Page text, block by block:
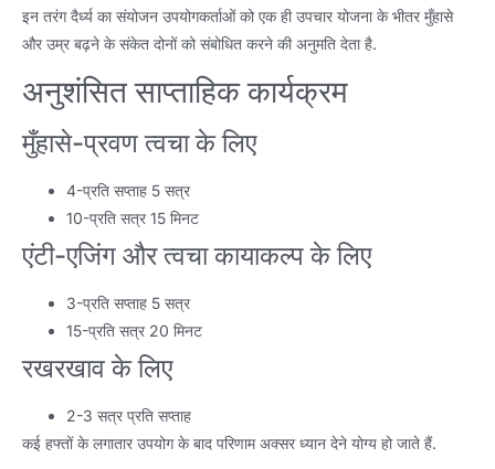
इन तरंग दैर्ध्य का संयोजन उपयोगकर्ताओं को एक ही उपचार योजना के भीतर मुँहासे
और उम्र बढ़ने के संकेत दोनों को संबोधित करने की अनुमति देता है.
अनुशंसित साप्ताहिक कार्यक्रम
मुँहासे-प्रवण त्वचा के लिए
4-प्रति सप्ताह 5 सत्र
10-प्रति सत्र 15 मिनट
एंटी-एजिंग और त्वचा कायाकल्प के लिए
3-प्रति सप्ताह 5 सत्र
15-प्रति सत्र 20 मिनट
रखरखाव के लिए
2-3 सत्र प्रति सप्ताह
कई हफ्तों के लगातार उपयोग के बाद परिणाम अक्सर ध्यान देने योग्य हो जाते हैं.